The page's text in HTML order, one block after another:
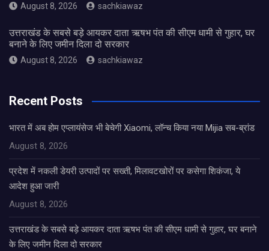
August 8, 2026 sachkiawaz
उत्तराखंड के सबसे बड़े आयकर दाता ऋषभ पंत की सीएम धामी से गुहार, घर
बनाने के लिए जमीन दिला दो सरकार
August 8, 2026 sachkiawaz
Recent Posts
भारत में अब होम एप्लायंसेज भी बेचेगी Xiaomi, लॉन्च किया नया Mijia सब-ब्रांड
August 8, 2026
प्रदेश में नकली डेयरी उत्पादों पर सख्ती, मिलावटखोरों पर कसेगा शिकंजा, ये
आदेश हुआ जारी
August 8, 2026
उत्तराखंड के सबसे बड़े आयकर दाता ऋषभ पंत की सीएम धामी से गुहार, घर बनाने
के लिए जमीन दिला दो सरकार